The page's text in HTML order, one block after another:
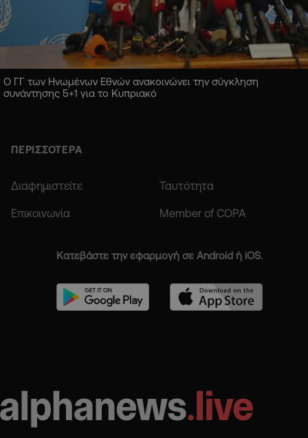
Ο ΓΓ των Ηνωμένων Εθνών ανακοινώνει την σύγκληση
συνάντησης 5+1 για το Κυπριακό
ΠΕΡΙΣΣΟΤΕΡΑ
Διαφημιστείτε Ταυτότητα
Επικοινωνία Member of COPA
Κατεβάστε την εφαρμογή σε Android ή iOS.